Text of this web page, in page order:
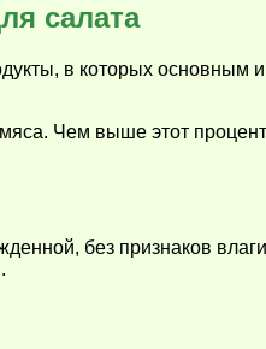
салата
в которых
Чем выше этот
без признаков